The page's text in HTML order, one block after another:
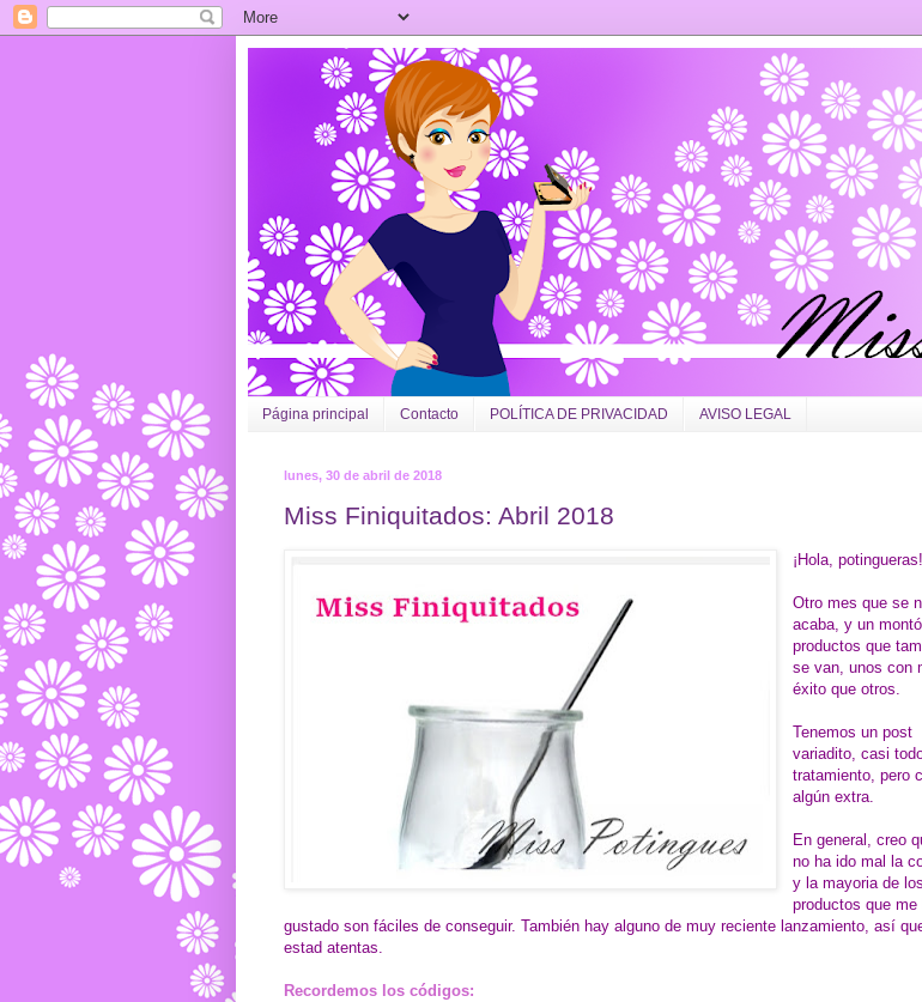
Página principal Contacto POLÍTICA DE PRIVACIDAD AVISO LEGAL
lunes, 30 de abril de 2018
Miss Finiquitados: Abril 2018
¡Hola, potingueras!
Otro mes que se
acaba, y un
productos que
se van, unos con
éxito que otros.
Tenemos un post
variadito, casi
tratamiento, pero
algún extra.
En general, creo
no ha ido mal la
y la mayoria de los
productos que me
gustado son fáciles de conseguir. También hay alguno de muy reciente lanzamiento, así
estad atentas.
Recordemos los códigos: